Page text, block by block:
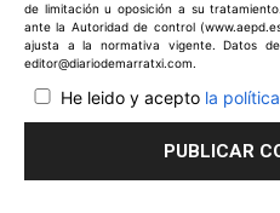
de limitación u oposición a su
ante la Autoridad de control
ajusta a la normativa vigente. Datos
editor@diariodemarratxi.com.
He leido y acepto la